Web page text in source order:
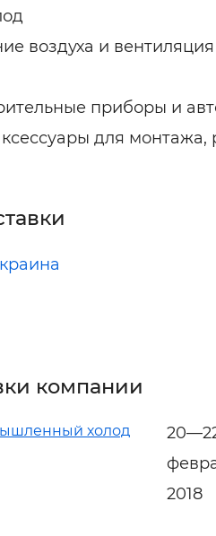
воздуха и вентиляция
приборы и
для монтажа,
компании
холод
2018